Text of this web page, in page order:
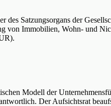
Satzungsorgans der
von Immobilien, Wohn- und
Modell der
Der Aufsichtsrat